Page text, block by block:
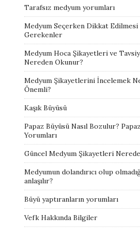
Tarafsız medyum yorumları
Medyum Seçerken Dikkat Edilmesi
Gerekenler
Medyum Hoca Şikayetleri ve
Nereden Okunur?
Medyum Şikayetlerini İncelemek
Önemli?
Kaşık Büyüsü
Papaz Büyüsü Nasıl Bozulur?
Yorumları
Güncel Medyum Şikayetleri
Medyumun dolandırıcı olup
anlaşılır?
Büyü yaptıranların yorumları
Vefk Hakkında Bilgiler